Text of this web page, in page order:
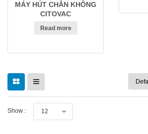
MÁY HÚT CHÂN KHÔNG
CITOVAC
Read more
Show : 12